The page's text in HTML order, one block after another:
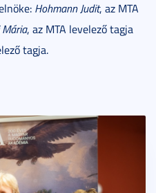
Hohmann Judit, az MTA
Mária, az MTA levelező tagja
tagja.